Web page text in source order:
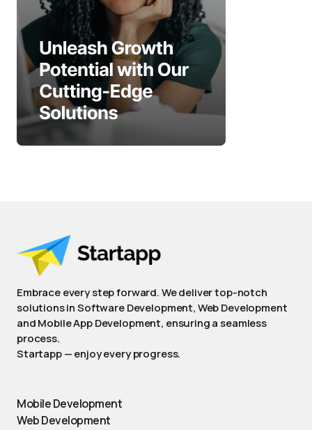
Embrace every step forward. We deliver top-notch
solutions in Software Development, Web Development
and Mobile App Development, ensuring a seamless
process.
Startapp — enjoy every progress.
Mobile Development
Web Development